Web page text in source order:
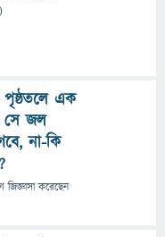
পৃষ্ঠতলে এক
সে জল
না-কি
জিজ্ঞাসাকরেছেন